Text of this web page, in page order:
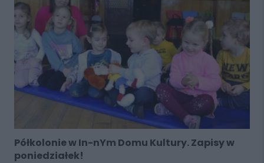
Półkolonie w In-nYm Domu Kultury. Zapisy w
poniedziałek!